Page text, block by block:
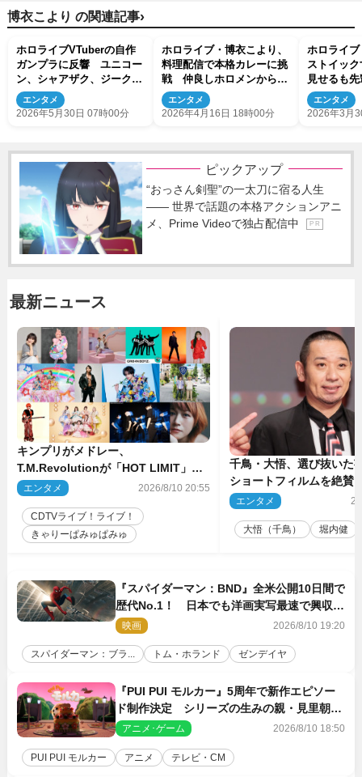
博衣こより の関連記事›
ホロライブVTuberの自作
ガンプラに反響 ユニコー
ン、シャアザク、ジークア
クスも「バチイケにかっこ
いい」
エンタメ
2026年5月30日 07時00分
ホロライブ・博衣こより、
料理配信で本格カレーに挑
戦 仲良しホロメンからの
評価は「星2つ！」
エンタメ
2026年4月16日 18時00分
ホロライ
ストイッ
見せるも
止「ちょ
ださい」
エンタメ
2026年3月
ピックアップ
“おっさん剣聖”の一太刀に宿る人生
―― 世界で話題の本格アクションアニ
メ、Prime Videoで独占配信中
P R
最新ニュース
キンプリがメドレー、
T.M.Revolutionが「HOT LIMIT」披
露 来週の『CDTVライブ！ライ
エンタメ 2026/8/10 20:55
CDTVライブ！ライブ！
きゃりーぱみゅぱみゅ
千鳥・大悟、選び抜いた
ショートフィルムを絶
話とか来るんじゃない？
エンタメ
大悟（千鳥） 堀内健
『スパイダーマン：BND』全米公開10日間で
歴代No.1！ 日本でも洋画実写最速で興収
30億円突破
映画 2026/8/10 19:20
スパイダーマン：ブラ... トム・ホランド ゼンデイヤ
『PUI PUI モルカー』5周年で新作エピソー
ド制作決定 シリーズの生みの親・見里朝希
監督が復帰
アニメ･ゲーム 2026/8/10 18:50
PUI PUI モルカー アニメ テレビ・CM